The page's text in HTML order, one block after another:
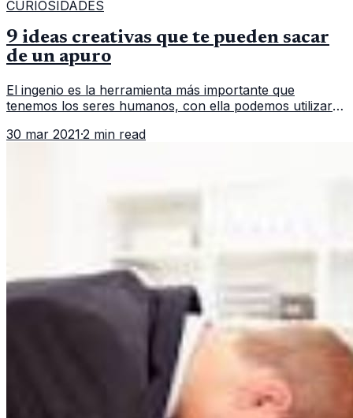
CURIOSIDADES
9 ideas creativas que te pueden sacar
de un apuro
El ingenio es la herramienta más importante que
tenemos los seres humanos, con ella podemos utilizar
continuación se mencionan 9 ideas g
30 mar 2021·2 min read